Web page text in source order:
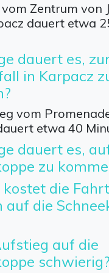
Zentrum von
dauert etwa
dauert es,
in Karpacz
vom
etwa 40
dauert es,
zu
die
auf die
auf die
schwierig?